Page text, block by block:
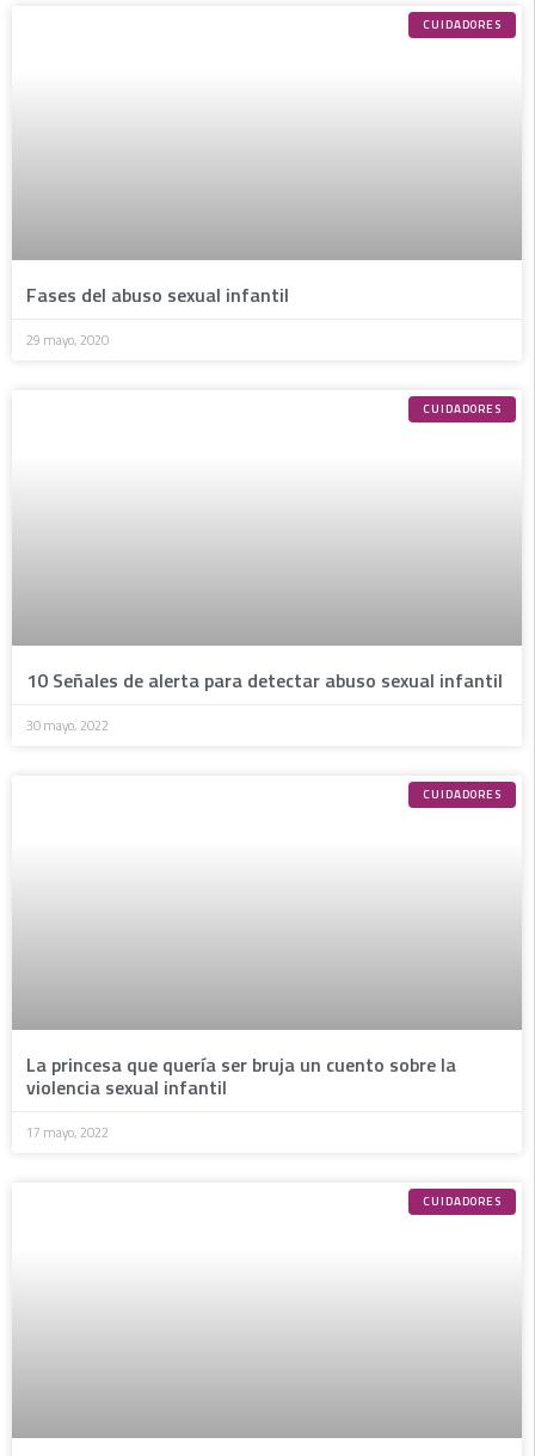
CUIDADORES
Fases del abuso sexual infantil
29 mayo, 2020
CUIDADORES
10 Señales de alerta para detectar abuso sexual infantil
30 mayo, 2022
CUIDADORES
La princesa que quería ser bruja un cuento sobre la
violencia sexual infantil
17 mayo, 2022
CUIDADORES